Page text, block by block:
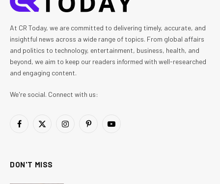
At CR Today, we are committed to delivering timely, accurate, and
insightful news across a wide range of topics. From global affairs
and politics to technology, entertainment, business, health, and
beyond, we aim to keep our readers informed with well-researched
and engaging content.
We're social. Connect with us:
Facebook
X
InstagramPinterestYouTube
DON'T MISS